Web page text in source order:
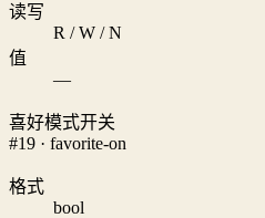
读写
R / W / N
值
—
喜好模式开关
#19 · favorite-on
格式
bool